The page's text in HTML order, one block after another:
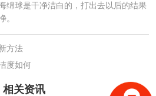
绵球是干净洁白的，打出去以后的结果
。
方法
度如何
相关资讯